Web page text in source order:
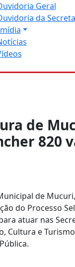
Geral
da
de
820
de
do Processo
atuar nas
Cultura e